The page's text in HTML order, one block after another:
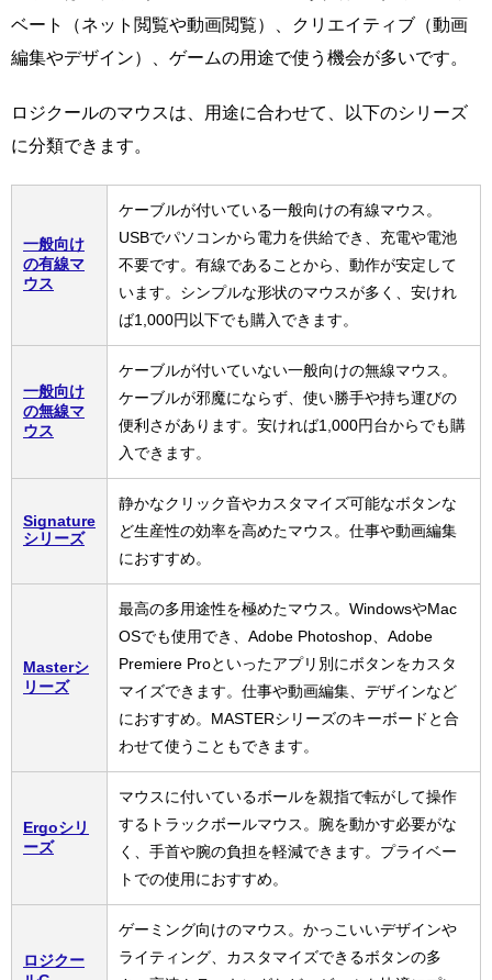
ベート（ネット閲覧や動画閲覧）、クリエイティブ（動画
編集やデザイン）、ゲームの用途で使う機会が多いです。
ロジクールのマウスは、用途に合わせて、以下のシリーズ
に分類できます。
一般向け
の有線マ
ウス
ケーブルが付いている一般向けの有線マウス。
USBでパソコンから電力を供給でき、充電や電池
不要です。有線であることから、動作が安定して
います。シンプルな形状のマウスが多く、安けれ
ば1,000円以下でも購入できます。
一般向け
の無線マ
ウス
ケーブルが付いていない一般向けの無線マウス。
ケーブルが邪魔にならず、使い勝手や持ち運びの
便利さがあります。安ければ1,000円台からでも購
入できます。
Signature
シリーズ
静かなクリック音やカスタマイズ可能なボタンな
ど生産性の効率を高めたマウス。仕事や動画編集
におすすめ。
Masterシ
リーズ
最高の多用途性を極めたマウス。WindowsやMac
OSでも使用でき、Adobe Photoshop、Adobe
Premiere Proといったアプリ別にボタンをカスタ
マイズできます。仕事や動画編集、デザインなど
におすすめ。MASTERシリーズのキーボードと合
わせて使うこともできます。
Ergoシリ
ーズ
マウスに付いているボールを親指で転がして操作
するトラックボールマウス。腕を動かす必要がな
く、手首や腕の負担を軽減できます。プライベー
トでの使用におすすめ。
ロジクー
ゲーミング向けのマウス。かっこいいデザインや
ライティング、カスタマイズできるボタンの多